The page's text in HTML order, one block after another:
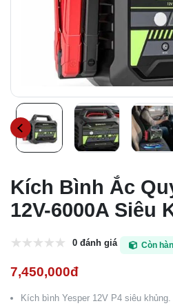
Kích Bình Ắc
12V-6000A Siêu
0 đánh giá Còn
7,450,000đ
Kích bình Yesper 12V P4 siêu khủng.